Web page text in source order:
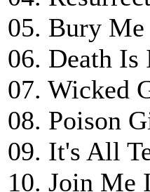
05. Bury Me
06. Death
07. Wicked
08. Poison
09. It's All
10. Join Me